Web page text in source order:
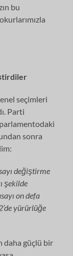
bu
seçimleri
Parti
sonra
değiştirme
şekilde
on defa
yürürlüğe
daha güçlü bir